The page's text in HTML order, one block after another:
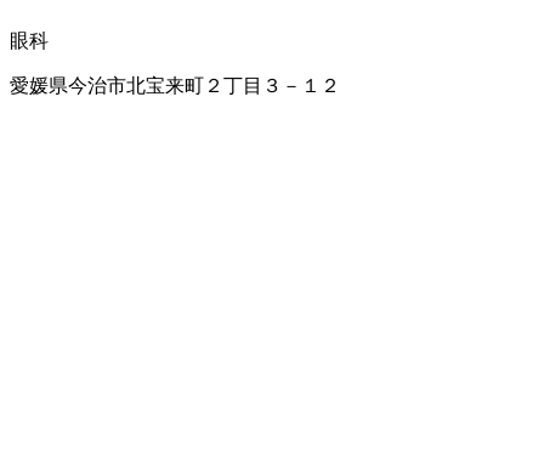
眼科
愛媛県今治市北宝来町２丁目３－１２